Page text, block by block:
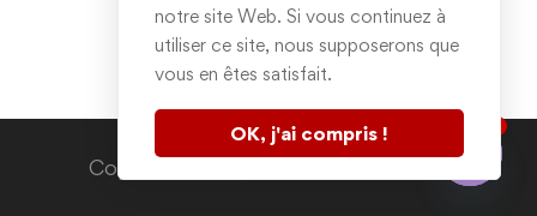
Copyright © 2020. All rights reserved.
notre site Web. Si vous continuez à
utiliser ce site, nous supposerons que
vous en êtes satisfait.
OK, j'ai compris !
Contactez nous